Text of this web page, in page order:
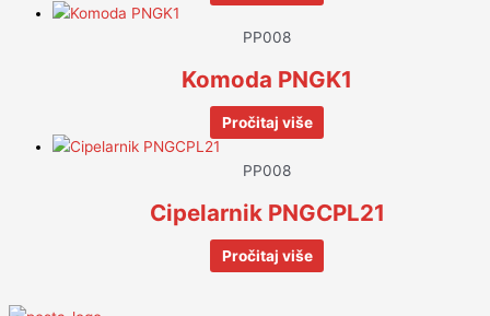
PP008
Komoda PNGK1
Pročitaj više
PP008
Cipelarnik PNGCPL21
Pročitaj više